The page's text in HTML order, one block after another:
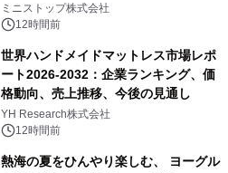
ミニストップ株式会社
12時間前
世界ハンドメイドマットレス市場レポ
ート2026-2032：企業ランキング、価
格動向、売上推移、今後の見通し
YH Research株式会社
12時間前
熱海の夏をひんやり楽しむ、 ヨーグル